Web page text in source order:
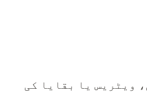
ویٹریس یا بقایا کی